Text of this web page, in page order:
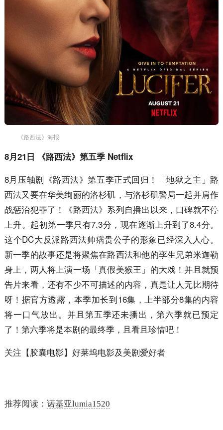
《路西法》海报
8月21日 《路西法》第五季 Netflix
8月压轴剧《路西法》第五季正式回归！「地狱之主」路
西法又要在华美绚丽的洛杉矶，与洛杉矶警局一起并肩作
战惩治犯罪了！《路西法》系列自播出以来，口碑就不停
上升。起初第一季只有7.3分，现在逐渐上升到了8.4分。
这个DC大反派路西法帅痞贵公子的形象已经深入人心。
新一季的故事还是将聚焦在路西法和他的孪生兄弟米迦勒
身上，两人将上演一场「真假美猴王」的大戏！并且就预
告片来看，还有不少不可描述的内容，真是让人无比期待
呀！据官方透露，本季加长到16集，上半部分8集的内容
将一口气放出。并且第五季还未播出，第六季就已预定
了！第六季将是本剧的最终季，且看且珍惜吧！
关注【胶囊电影】好莱坞电影及美剧爱好者
推荐阅读： 诺基亚lumia1520